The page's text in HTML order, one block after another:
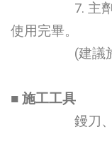
7. 主劑、硬
使用完畢。
(建議施工
■ 施工工具
鏝刀、耙